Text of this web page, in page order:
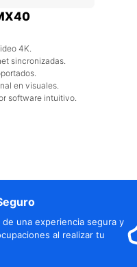
4K.
sincronizadas.
en visuales.
software intuitivo.
de una experiencia segura y
al realizar tu